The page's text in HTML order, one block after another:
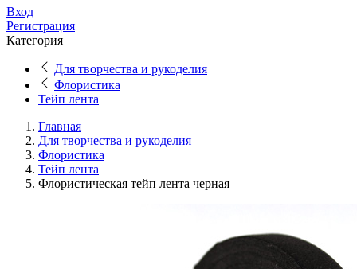
Вход
Регистрация
Категория
Для творчества и рукоделия
Флористика
Тейп лента
Главная
Для творчества и рукоделия
Флористика
Тейп лента
Флористическая тейп лента черная